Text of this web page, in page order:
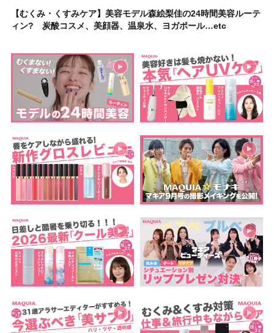
【むくみ・くすみケア】美容モデル森絵梨佳の24時間美容ルーテ
ィン? 炭酸コスメ、美顔器、温泉水、ヨガポール…etc